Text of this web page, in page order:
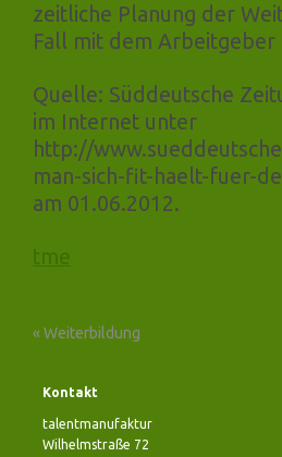
zeitliche Planung der
Fall mit dem Arbeitgeber
Quelle: Süddeutsche
im Internet unter
http://
man-sich-fit-haelt-fuer-
am 01.06.2012.
tme
«Weiterbildung
Kontakt
talentmanufaktur
Wilhelmstraße 72